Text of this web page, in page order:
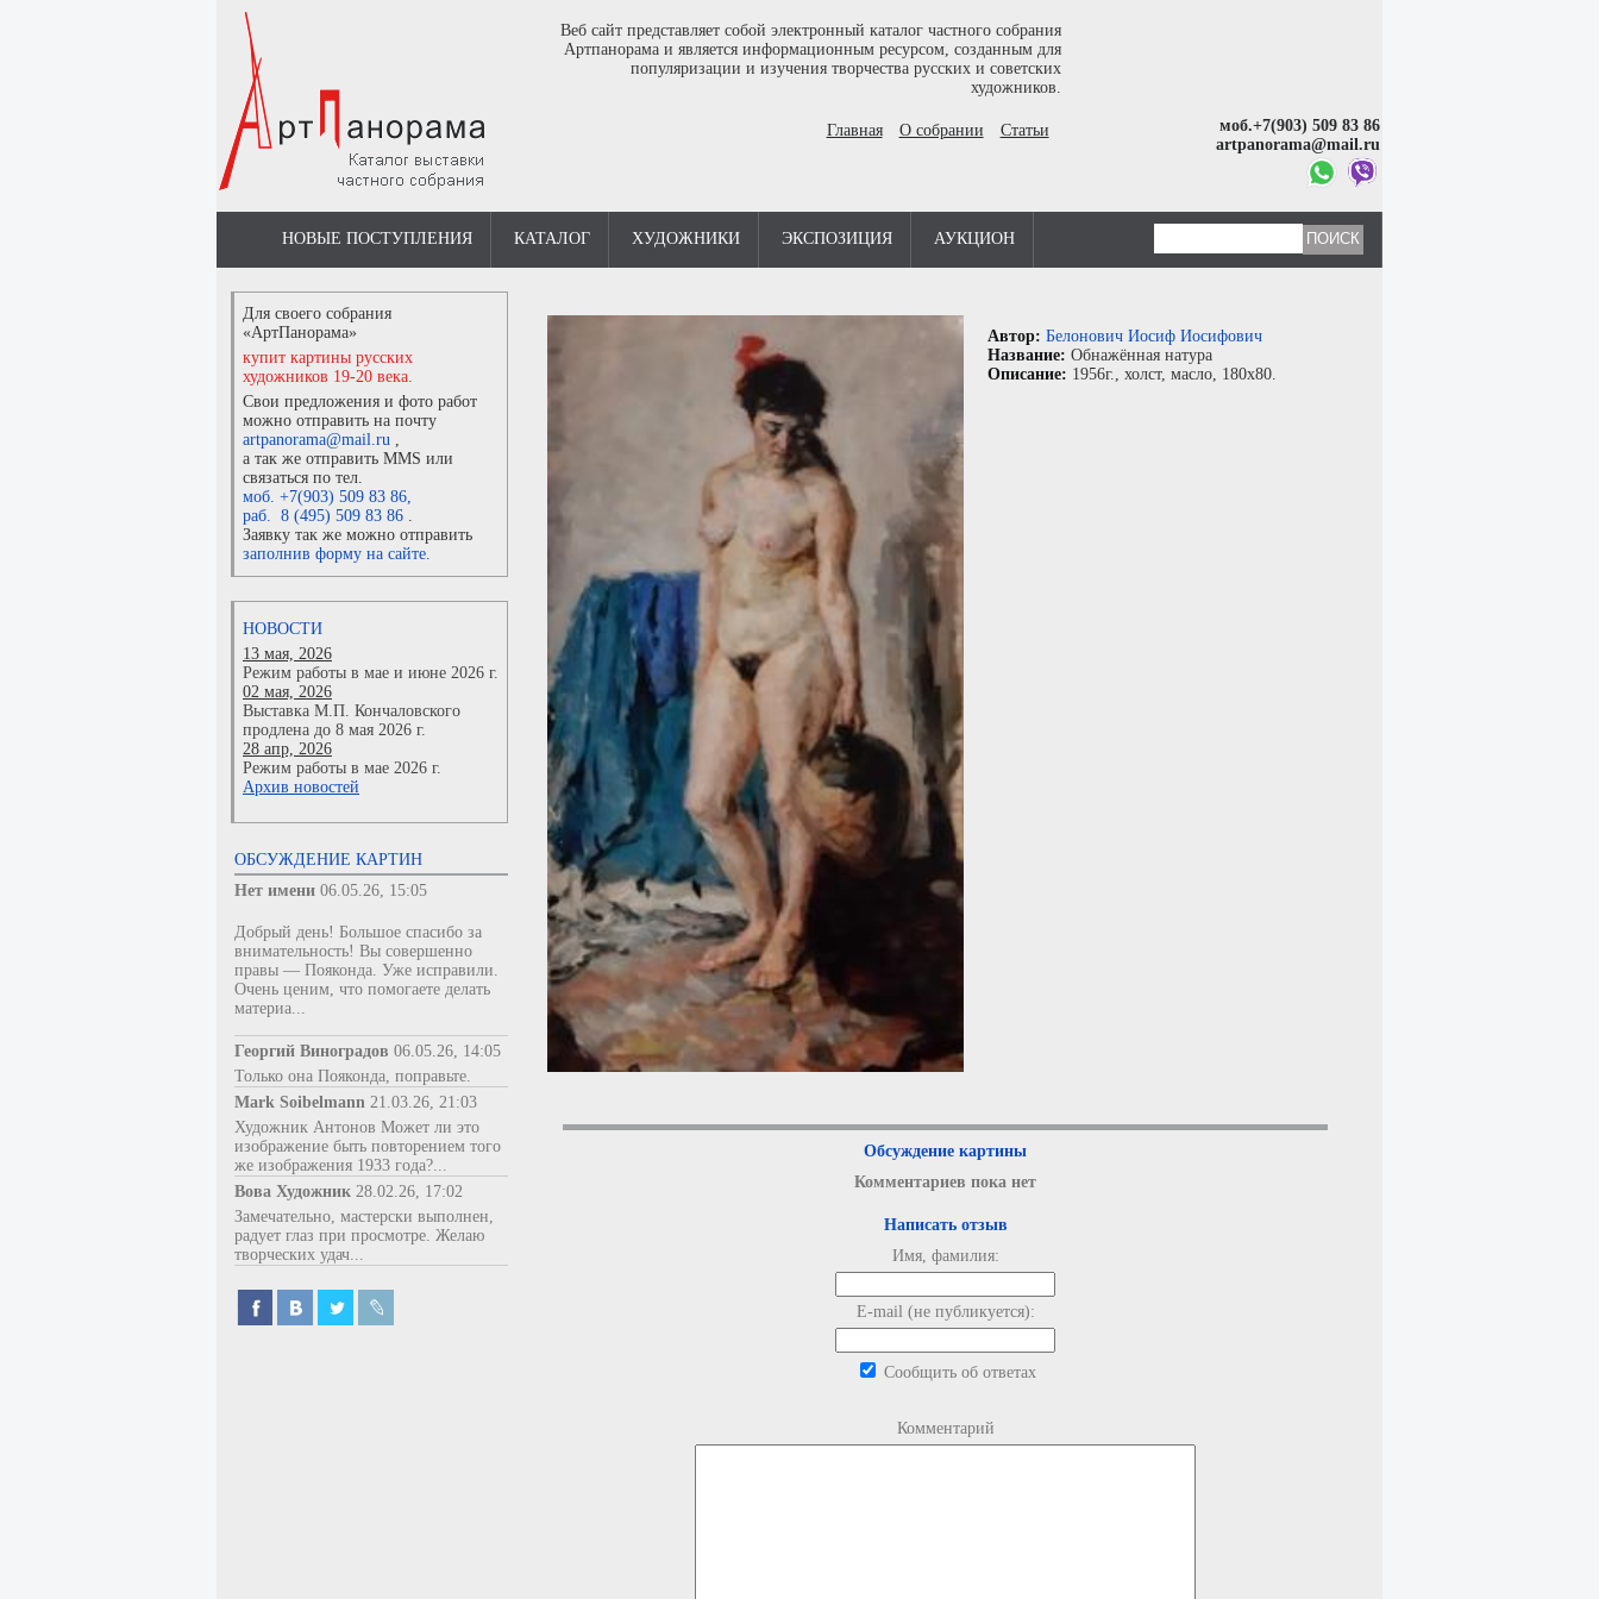
Веб сайт представляет собой электронный каталог частного собрания
Артпанорама и является информационным ресурсом, созданным для
популяризации и изучения творчества русских и советских
художников.
Главная О собрании Статьи
моб.+7(903) 509 83 86
artpanorama@mail.ru
НОВЫЕ ПОСТУПЛЕНИЯ КАТАЛОГ ХУДОЖНИКИ ЭКСПОЗИЦИЯ АУКЦИОН
Для своего собрания
«АртПанорама»
купит картины русских
художников 19-20 века.
Свои предложения и фото работ
можно отправить на почту
artpanorama@mail.ru ,
а так же отправить MMS или
связаться по тел.
моб. +7(903) 509 83 86,
раб. 8 (495) 509 83 86 .
Заявку так же можно отправить
заполнив форму на сайте.
НОВОСТИ
13 мая, 2026
Режим работы в мае и июне 2026 г.
02 мая, 2026
Выставка М.П. Кончаловского
продлена до 8 мая 2026 г.
28 апр, 2026
Режим работы в мае 2026 г.
Архив новостей
ОБСУЖДЕНИЕ КАРТИН
Нет имени 06.05.26, 15:05
Добрый день! Большое спасибо за
внимательность! Вы совершенно
правы — Пояконда. Уже исправили.
Очень ценим, что помогаете делать
материа...
Георгий Виноградов 06.05.26, 14:05
Только она Пояконда, поправьте.
Mark Soibelmann 21.03.26, 21:03
Художник Антонов Может ли это
изображение быть повторением того
же изображения 1933 года?...
Вова Художник 28.02.26, 17:02
Замечательно, мастерски выполнен,
радует глаз при просмотре. Желаю
творческих удач...
Автор: Белонович Иосиф Иосифович
Название: Обнажённая натура
Описание: 1956г., холст, масло, 180x80.
Обсуждение картины
Комментариев пока нет
Написать отзыв
Имя, фамилия:
E-mail (не публикуется):
Сообщить об ответах
Комментарий